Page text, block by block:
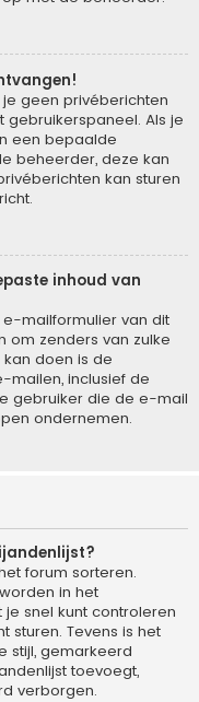
geen privéberichten
gebruikerspaneel. Als je
een bepaalde
beheerder, deze kan
kan sturen
inhoud van
mailformulier van dit
om zenders van zulke
doen is de
mailen, inclusief de
gebruiker die de e-mail
ondernemen.
forum sorteren.
in het
snel kunt controleren
sturen. Tevens is het
stijl, gemarkeerd
toevoegt,
verborgen.